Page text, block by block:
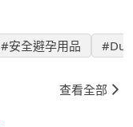
#安全避孕用品
查看全部